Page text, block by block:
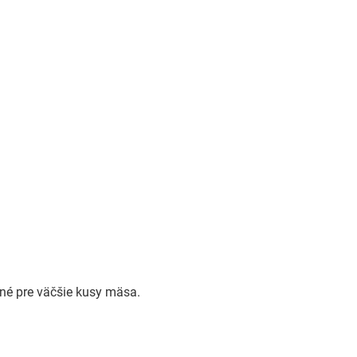
pre väčšie kusy mäsa.